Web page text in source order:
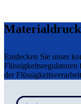
Entdecken Sie unser
der